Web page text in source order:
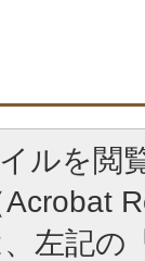
ルを閲
左記の